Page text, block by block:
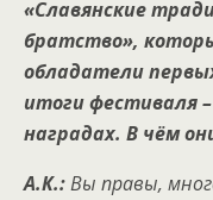
«Славянские
братство»,
обладатели
итоги фестиваля
наградах. В чём
А.К.:Вы правы,